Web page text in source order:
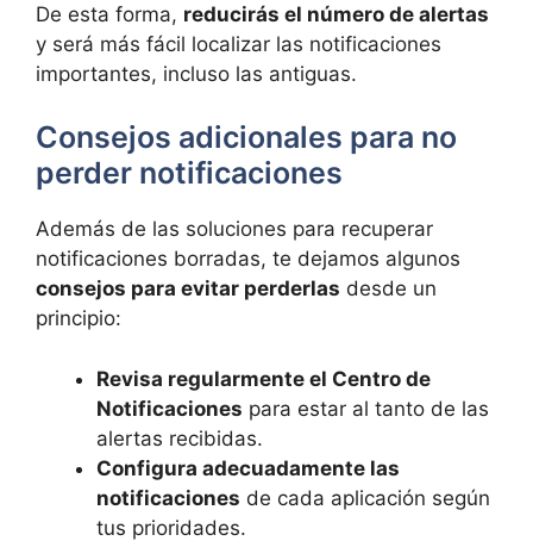
De esta forma, reducirás el número de alertas
y será más fácil localizar las notificaciones
importantes, incluso las antiguas.
Consejos adicionales para no
perder notificaciones
Además de las soluciones para recuperar
notificaciones borradas, te dejamos algunos
consejos para evitar perderlas desde un
principio:
Revisa regularmente el Centro de
Notificaciones para estar al tanto de las
alertas recibidas.
Configura adecuadamente las
notificaciones de cada aplicación según
tus prioridades.